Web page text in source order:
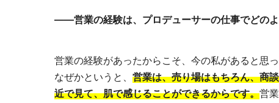
――営業の経験は、プロデューサーの仕事でどの
営業の経験があったからこそ、今の私があると思っ
なぜかというと、 営業は、売り場はもちろん、商
近で見て、肌で感じることができるからです。営